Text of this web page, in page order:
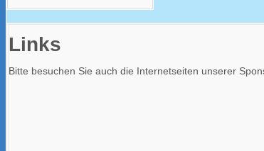
Links
Bitte besuchen Sie auch die Internetseiten unserer